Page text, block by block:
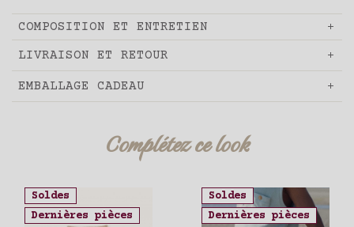
COMPOSITION ET ENTRETIEN
LIVRAISON ET RETOUR
EMBALLAGE CADEAU
Complétez ce look
Soldes
Dernières pièces
Soldes
Dernières pièces